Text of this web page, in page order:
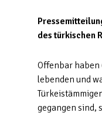
des türkischen
Offenbar haben
lebenden und
gegangen sind,